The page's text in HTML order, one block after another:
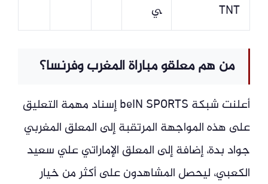
TNT
ي
من هم معلقو مباراة المغرب وفرنسا؟
أعلنت شبكة beIN SPORTS إسناد مهمة التعليق
على هذه المواجهة المرتقبة إلى المعلق المغربي
جواد بدة، إضافة إلى المعلق الإماراتي علي سعيد
الكعبي، ليحصل المشاهدون على أكثر من خيار